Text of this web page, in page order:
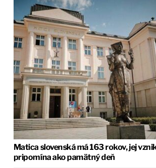
Matica slovenská má 163 rokov, jej
pripomína ako pamätný deň